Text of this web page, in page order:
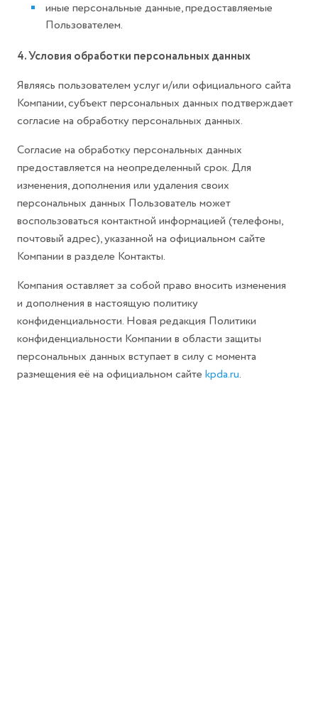
иные персональные данные, предоставляемые
Пользователем.
4. Условия обработки персональных данных
Являясь пользователем услуг и/или официального сайта
Компании, субъект персональных данных подтверждает
согласие на обработку персональных данных.
Согласие на обработку персональных данных
предоставляется на неопределенный срок. Для
изменения, дополнения или удаления своих
персональных данных Пользователь может
воспользоваться контактной информацией (телефоны,
почтовый адрес), указанной на официальном сайте
Компании в разделе Контакты.
Компания оставляет за собой право вносить изменения
и дополнения в настоящую политику
конфиденциальности. Новая редакция Политики
конфиденциальности Компании в области защиты
персональных данных вступает в силу с момента
размещения её на официальном сайте kpda.ru.